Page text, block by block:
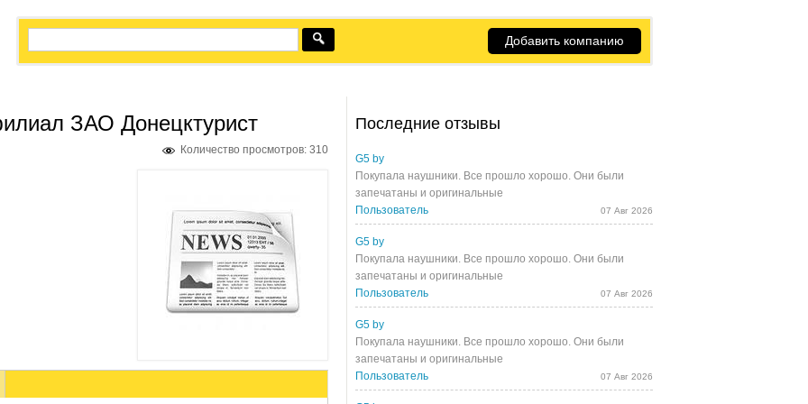
Добавить компанию
ЗАО Донецктурист
Количество просмотров: 310
Последние отзывы
G5 by
Покупала наушники. Все прошло хорошо. Они были
запечатаны и оригинальные
Пользователь
07 Авг 2026
G5 by
Покупала наушники. Все прошло хорошо. Они были
запечатаны и оригинальные
Пользователь
07 Авг 2026
G5 by
Покупала наушники. Все прошло хорошо. Они были
запечатаны и оригинальные
Пользователь
07 Авг 2026